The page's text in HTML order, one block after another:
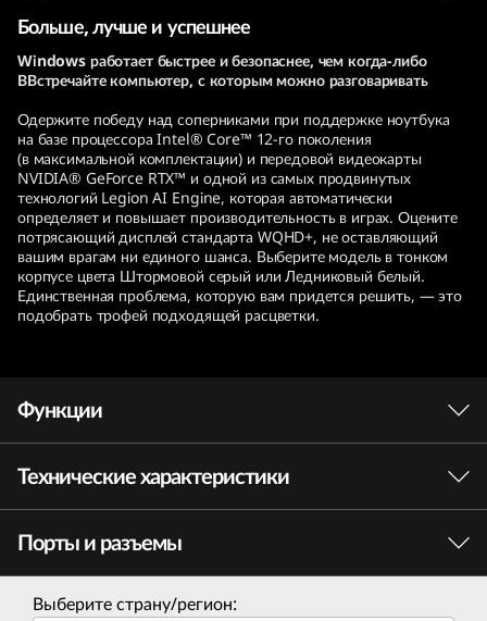
o
n
5
P
o
7
t
h
G
e
Больше, лучше и успешнее
Windows работает быстрее и безопаснее, чем когда-либо
ВВстречайте компьютер, с которым можно разговаривать
Одержите победу над соперниками при поддержке ноутбука
на базе процессора Intel® Core™ 12-го поколения
(в максимальной комплектации) и передовой видеокарты
NVIDIA® GeForce RTX™ и одной из самых продвинутых
технологий Legion AI Engine, которая автоматически
определяет и повышает производительность в играх. Оцените
потрясающий дисплей стандарта WQHD+, не оставляющий
вашим врагам ни единого шанса. Выберите модель в тонком
корпусе цвета Штормовой серый или Ледниковый белый.
Единственная проблема, которую вам придется решить, — это
подобрать трофей подходящей расцветки.
Функции
Производительность уровня игрового ПК
благодаря процессорам Intel®
Процессоры Intel® Core™ 12-го поколения,
революционными показателями
Технические характеристики
Intel® Core™ i9-12900H 12-го поколения
Порты и разъемы
Выберите страну/регион: